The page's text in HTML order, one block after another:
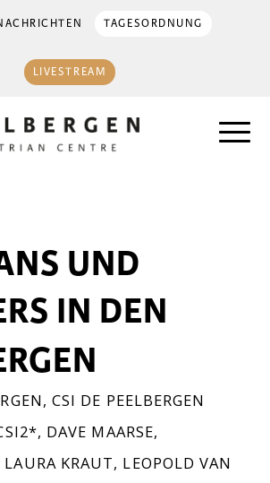
TAGESORDNUNG
LIVESTREAM
UND
IN DEN
, CSI DE PEELBERGEN
, DAVE MAARSE,
LAURA KRAUT, LEOPOLD VAN